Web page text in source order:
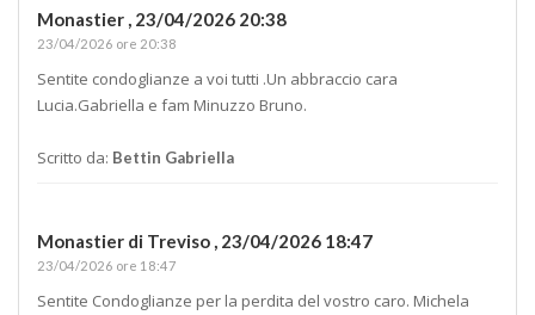
Monastier , 23/04/2026 20:38
23/04/2026 ore 20:38
Sentite condoglianze a voi tutti .Un abbraccio cara
Lucia.Gabriella e fam Minuzzo Bruno.
Scritto da: Bettin Gabriella
Monastier di Treviso , 23/04/2026 18:47
23/04/2026 ore 18:47
Sentite Condoglianze per la perdita del vostro caro. Michela